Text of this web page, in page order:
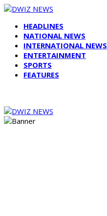
HEADLINES
NATIONAL NEWS
INTERNATIONAL NEWS
ENTERTAINMENT
SPORTS
FEATURES